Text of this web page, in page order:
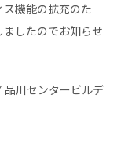
機能の拡充のた
したのでお知らせ
川センタービルデ